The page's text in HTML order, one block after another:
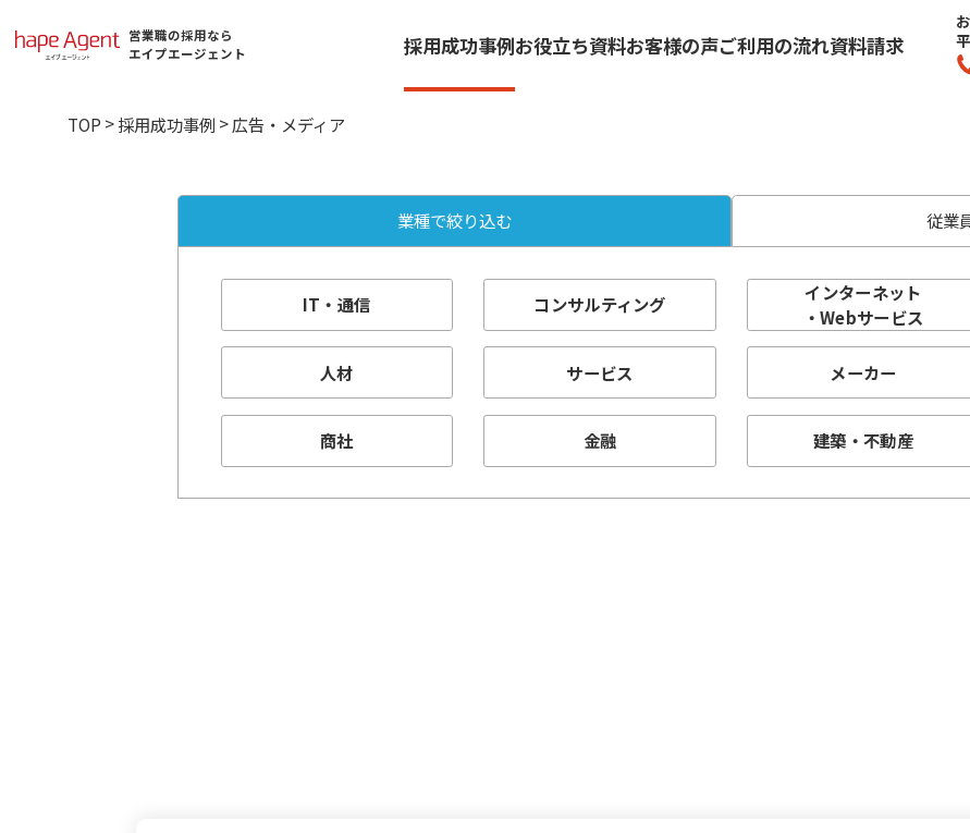
営業職の採用なら
エイプエージェント
採用成功事例お役立ち資料お客様の声ご利用の流れ資料請求
TOP >採用成功事例 >広告・メディア
業種で絞り込む 従業
IT・通信 コンサルティング
インターネット
・Webサービス
人材 サービス メーカー
商社 金融 建築・不動産